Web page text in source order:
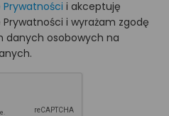
Prywatności i akceptuję
i wyrażam zgodę
danych osobowych na